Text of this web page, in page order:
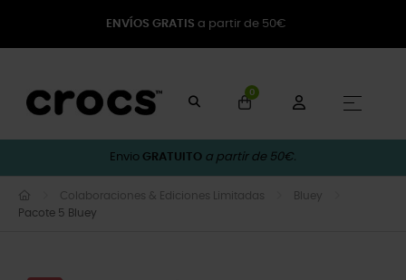
ENVÍOS GRATIS a partir de 50€
0
☰
Envio GRATUITO a partir de 50€.
Colaboraciones & Ediciones Limitadas
Bluey
Pacote 5 Bluey